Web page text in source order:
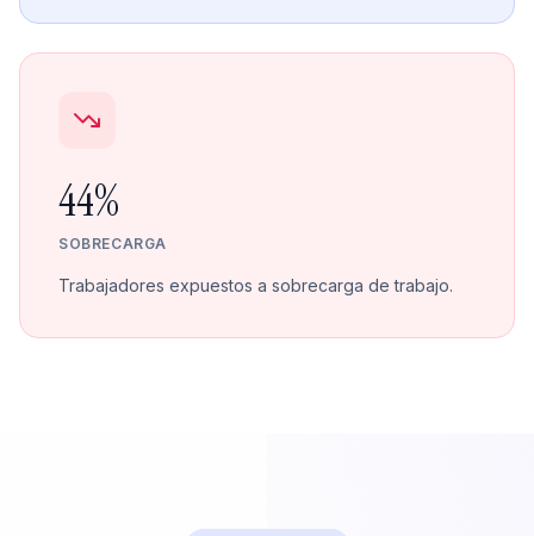
44%
SOBRECARGA
Trabajadores expuestos a sobrecarga de trabajo.